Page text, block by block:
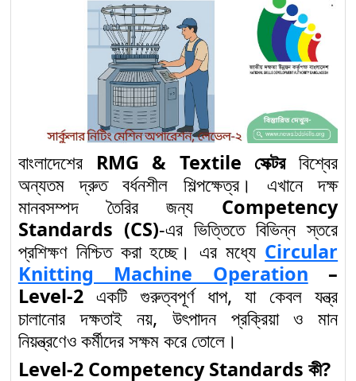
নির্মাণ খাতে দক্ষ জনশক্তি গঠনে
“Plumbing” অকুপেশন
Level-3: Competency
Standards অনুযায়ী নতুন
“Solar Electrical
System Installation
and Maintenance”
অকুপেশনে Competency
Standards অনুযায়ী Level-2
১০
Solar Electrical System
Installation and
Maintenance (Level-1) :
Competency Standards
অনুযায়ী দক্ষতা উন্নয়নের প্রথম ধাপ
১১
বাংলাদেশের RMG & Textile সেক্টরবিশ্বের
অন্যতম দ্রুত বর্ধনশীল শিল্পক্ষেত্র। এখানে দক্ষ
মানবসম্পদ তৈরির জন্য Competency
Standards (CS)-এর ভিত্তিতে বিভিন্ন স্তরে
প্রশিক্ষণ নিশ্চিত করা হচ্ছে। এর মধ্যে Circular
Knitting Machine Operation –
Level-2একটি গুরুত্বপূর্ণ ধাপ, যা কেবল যন্ত্র
চালানোর দক্ষতাই নয়, উৎপাদন প্রক্রিয়া ও মান
নিয়ন্ত্রণেও কর্মীদের সক্ষম করে তোলে।
Level-2 Competency Standards কী?